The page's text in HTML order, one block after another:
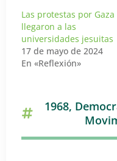
Las protestas por Gaza
llegaron a las
universidades jesuitas
17 de mayo de 2024
En «Reflexión»
1968,